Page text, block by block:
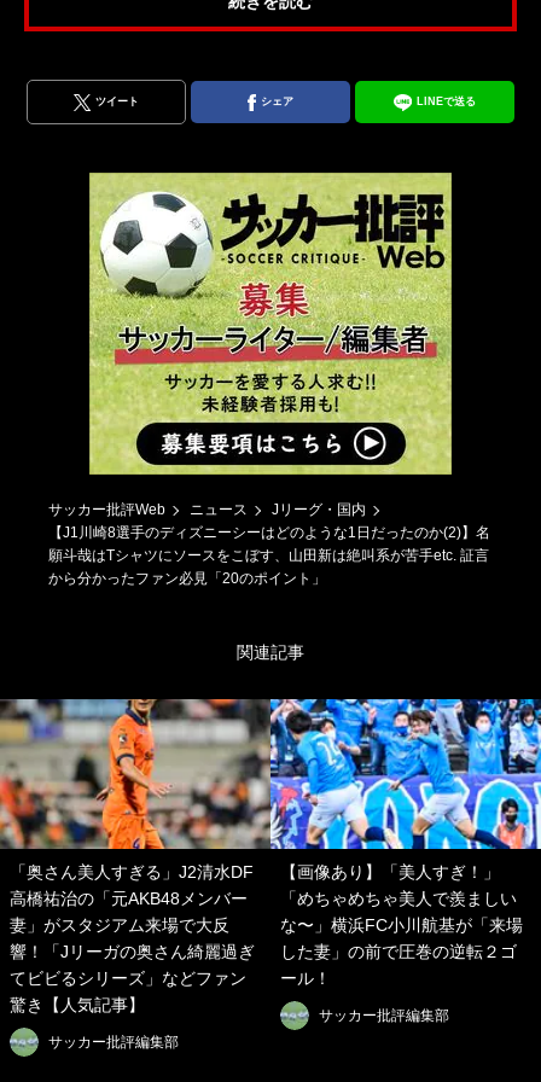
ツイート シェア LINEで送る
サッカー批評Web ニュース
Jリーグ・国内
【J1川崎8選手のディズニーシーはどのような1日だったのか(2)】名
願斗哉はTシャツにソースをこぼす、山田新は絶叫系が苦手etc. 証言
から分かったファン必見「20のポイント」
関連記事
「奥さん美人すぎる」J2清水DF
高橋祐治の「元AKB48メンバー
妻」がスタジアム来場で大反
響！「Jリーガの奥さん綺麗過ぎ
てビビるシリーズ」などファン
驚き【人気記事】
サッカー批評編集部
【画像あり】「美人すぎ！」
「めちゃめちゃ美人で羨ましい
な〜」横浜FC小川航基が「来場
した妻」の前で圧巻の逆転２ゴ
ール！
サッカー批評編集部